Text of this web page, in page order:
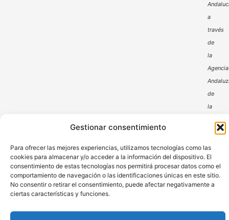
Gestionar consentimiento
Para ofrecer las mejores experiencias, utilizamos tecnologías como las
cookies para almacenar y/o acceder a la información del dispositivo. El
consentimiento de estas tecnologías nos permitirá procesar datos como el
comportamiento de navegación o las identificaciones únicas en este sitio.
No consentir o retirar el consentimiento, puede afectar negativamente a
ciertas características y funciones.
a
través
de
la
Agencia
de
la
Aviso Legal Política de Privacidad